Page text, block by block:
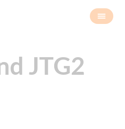
JTG2